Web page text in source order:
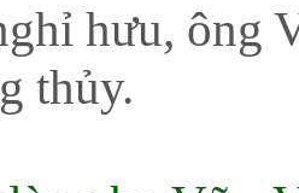
hưu, ông
thủy.